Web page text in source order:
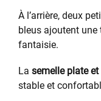
À l’arrière, deux
bleus ajoutent une
fantaisie.
La semelle plate
stable et